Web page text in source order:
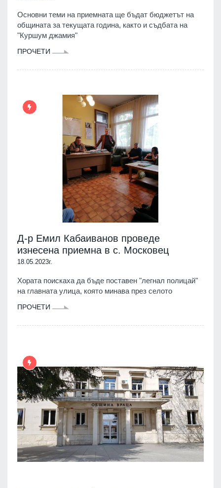
Основни теми на приемната ще бъдат бюджетът на
общината за текущата година, както и съдбата на
"Куршум джамия"
ПРОЧЕТИ
Д-р Емил Кабаиванов проведе
изнесена приемна в с. Московец
18.05.2023г.
Хората поискаха да бъде поставен "легнал полицай"
на главната улица, която минава през селото
ПРОЧЕТИ